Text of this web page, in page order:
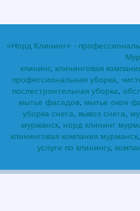
«Норд Клининг» -
клининг клининговая
профессиональная уборка
послестроительная уборка
мытье фасадов мытье окон
уборка снега
вывоз снега
мурманск, норд клининг
клининговая компания мурманск
услуги по клинингу,